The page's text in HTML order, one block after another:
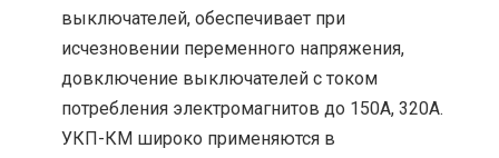
выключателей, обеспечивает при
исчезновении переменного напряжения,
довключение выключателей с током
потребления электромагнитов до 150А, 320А.
УКП-КМ широко применяются в